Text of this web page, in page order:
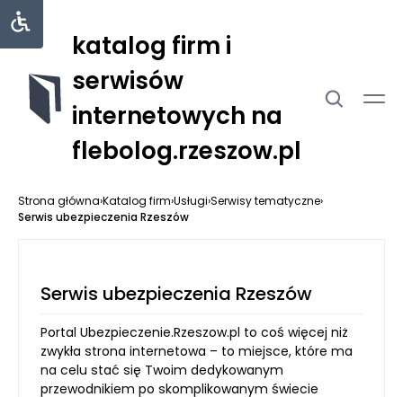
katalog firm i
serwisów
internetowych na
flebolog.rzeszow.pl
Strona główna›Katalog firm›Usługi›Serwisy tematyczne›
Serwis ubezpieczenia Rzeszów
Serwis ubezpieczenia Rzeszów
Portal Ubezpieczenie.Rzeszow.pl to coś więcej niż
zwykła strona internetowa – to miejsce, które ma
na celu stać się Twoim dedykowanym
przewodnikiem po skomplikowanym świecie